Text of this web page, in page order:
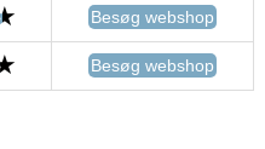
Besøg webshop
Besøg webshop